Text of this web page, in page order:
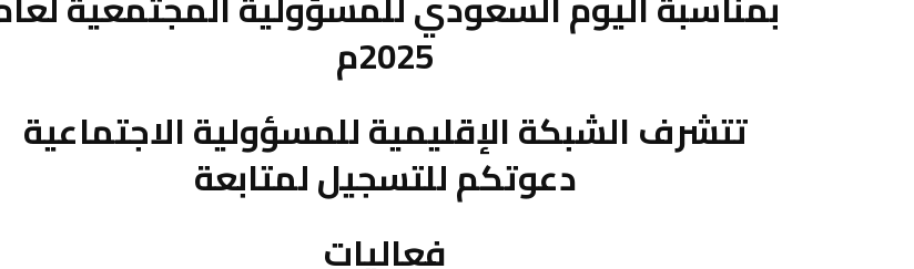
2025م
تتشرف الشبكة الإقليمية للمسؤولية الاجتماعية
دعوتكم للتسجيل لمتابعة
فعاليات